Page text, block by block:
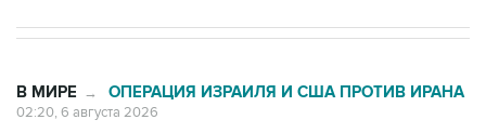
В МИРЕ → ОПЕРАЦИЯ ИЗРАИЛЯ И США ПРОТИВ ИРАНА
02:20, 6 августа 2026